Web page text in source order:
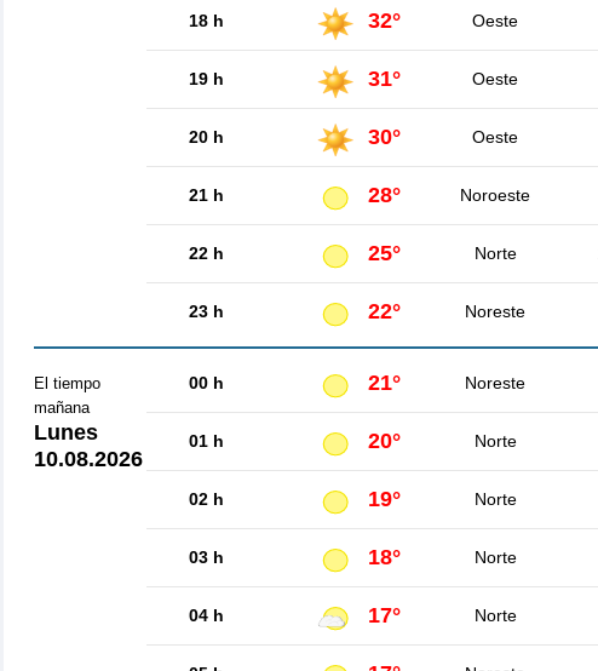
18 h 32° Oeste
19 h 31° Oeste
20 h 30° Oeste
21 h 28° Noroeste
22 h 25° Norte
23 h 22° Noreste
El tiempo
mañana
Lunes
10.08.2026
00 h 21° Noreste
01 h 20° Norte
02 h 19° Norte
03 h 18° Norte
04 h 17° Norte